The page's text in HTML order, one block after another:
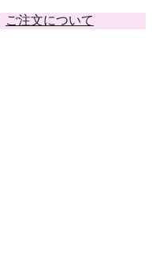
ご注文について